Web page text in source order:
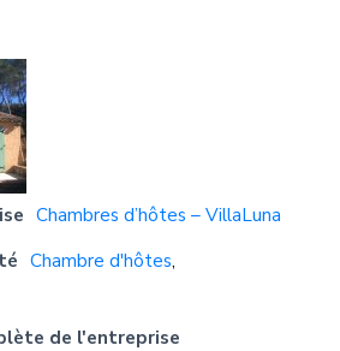
Chambres d’hôtes – VillaLuna
Chambre d'hôtes,
de l'entreprise